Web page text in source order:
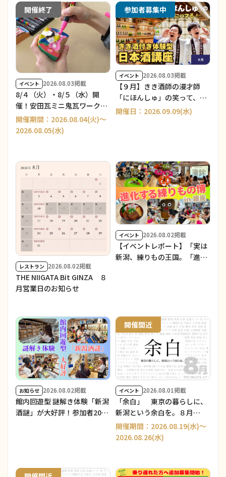
開催終了
イベント 2026.08.03掲載
8/４（火）・8/５（水）開
催！安田瓦ミニ鬼瓦ワークシ
ョップ＆展示販売会／THE
NIIGATA ２周年
開催期間：2026.08.04(火)～
2026.08.05(水)
参加者募集中
イベント 2026.08.03掲載
【９月】きき酒師の漫才師
「にほんしゅ」の笑って、学
んで、新潟地酒にハマる「き
開催日：2026.09.09(水)
レストラン 2026.08.02掲載
THE NIIGATA Bit GINZA ８
月営業日のお知らせ
イベント 2026.08.02掲載
【イベントレポート】「実は
新潟、練りもの王国。「進化
お知らせ 2026.08.02掲載
館内回遊型 謎解き体験「新潟
酒謎」が大好評！参加者200
開催間近
イベント 2026.08.01掲載
「余白」 東京の暮らしに、
新潟という余白を。８月
Part2
開催期間：2026.08.19(水)～
2026.08.26(水)